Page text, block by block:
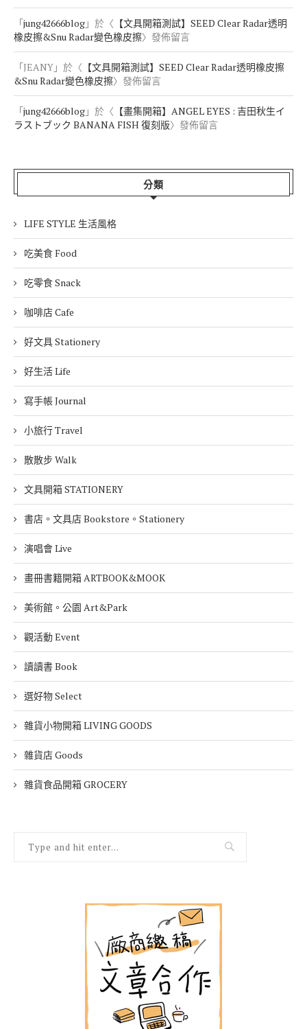
「jung42666blog 」於〈 【文具開箱測試】SEED Clear Radar透明
橡皮擦&Snu Radar變色橡皮擦〉發佈留言
「JEANY 」於〈 【文具開箱測試】SEED Clear Radar透明橡皮擦
&Snu Radar變色橡皮擦〉發佈留言
「jung42666blog 」於〈 【畫集開箱】ANGEL EYES : 吉田秋生イ
ラストブック BANANA FISH 復刻版〉發佈留言
分類
LIFE STYLE 生活風格
吃美食 Food
吃零食 Snack
咖啡店 Cafe
好文具 Stationery
好生活 Life
寫手帳 Journal
小旅行 Travel
散散步 Walk
文具開箱 STATIONERY
書店。文具店 Bookstore。Stationery
演唱會 Live
畫冊書籍開箱 ARTBOOK&MOOK
美術館。公園 Art&Park
觀活動 Event
讀讀書 Book
選好物 Select
雜貨小物開箱 LIVING GOODS
雜貨店 Goods
雜貨食品開箱 GROCERY